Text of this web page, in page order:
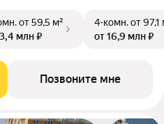
от 59,5 м²
млн ₽
4-комн.от 97,1
от 16,9 млн ₽
Позвоните мне